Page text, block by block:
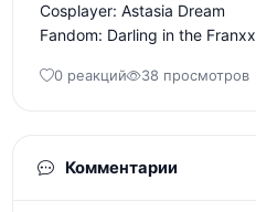
Cosplayer: Astasia Dream
Fandom: Darling in the Franxx
0 реакций 38 просмотров
Комментарии